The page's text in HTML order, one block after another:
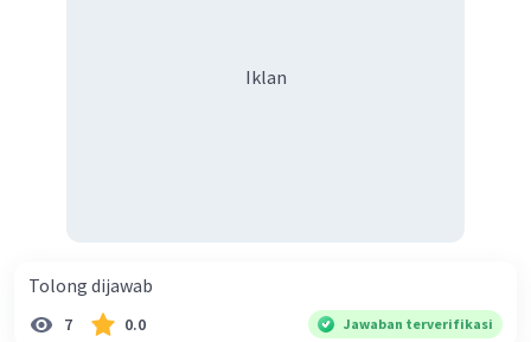
pengalaman yang berbeda.
bekerja sama demi kebaikan bersama.
Iklan
Tolong dijawab
7 0.0 Jawaban terverifikasi